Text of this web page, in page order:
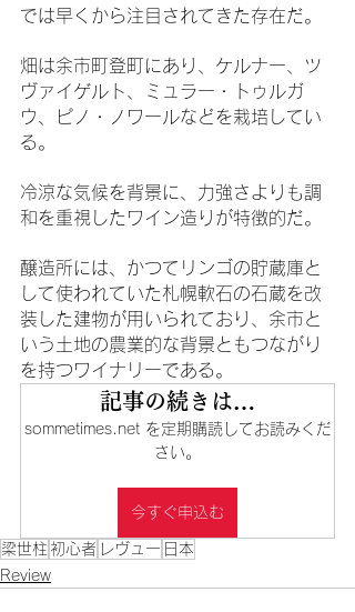
では早くから注目されてきた存在だ。
畑は余市町登町にあり、ケルナー、ツ
ヴァイゲルト、ミュラー・トゥルガ
ウ、ピノ・ノワールなどを栽培してい
る。
冷涼な気候を背景に、力強さよりも調
和を重視したワイン造りが特徴的だ。
醸造所には、かつてリンゴの貯蔵庫と
して使われていた札幌軟石の石蔵を改
装した建物が用いられており、余市と
いう土地の農業的な背景ともつながり
を持つワイナリーである。
記事の続きは…
sommetimes.net を定期購読してお読みくだ
さい。
今すぐ申込む
梁世柱 初心者 レヴュー 日本
Review